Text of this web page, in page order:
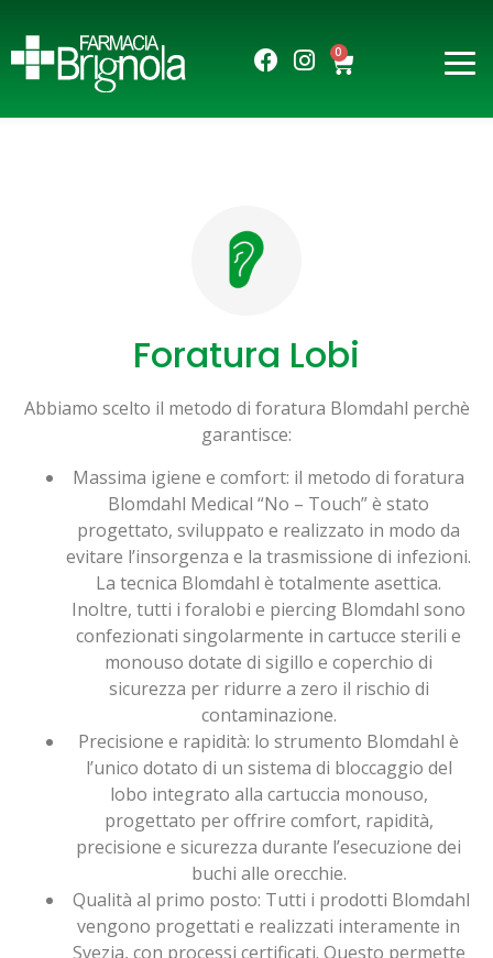
0
Foratura Lobi
Abbiamo scelto il metodo di foratura Blomdahl perchè
garantisce:
Massima igiene e comfort: il metodo di foratura
Blomdahl Medical “No – Touch” è stato
progettato, sviluppato e realizzato in modo da
evitare l’insorgenza e la trasmissione di infezioni.
La tecnica Blomdahl è totalmente asettica.
Inoltre, tutti i foralobi e piercing Blomdahl sono
confezionati singolarmente in cartucce sterili e
monouso dotate di sigillo e coperchio di
sicurezza per ridurre a zero il rischio di
contaminazione.
Precisione e rapidità: lo strumento Blomdahl è
l’unico dotato di un sistema di bloccaggio del
lobo integrato alla cartuccia monouso,
progettato per offrire comfort, rapidità,
precisione e sicurezza durante l’esecuzione dei
buchi alle orecchie.
Qualità al primo posto: Tutti i prodotti Blomdahl
vengono progettati e realizzati interamente in
Svezia, con processi certificati. Questo permette